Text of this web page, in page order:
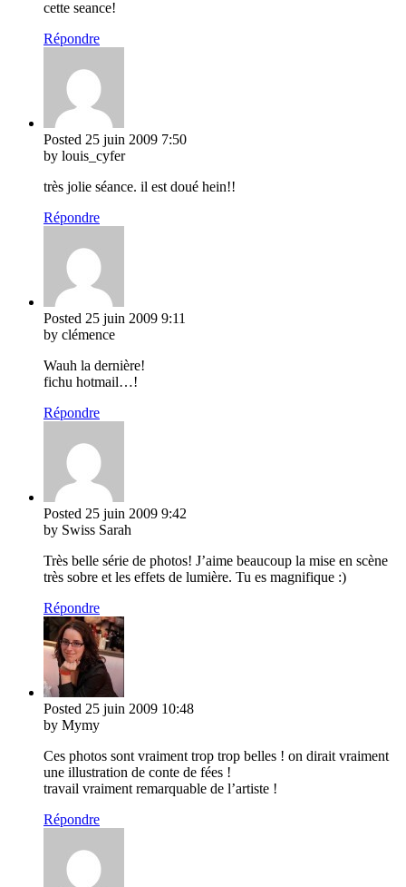
cette seance!
Répondre
Posted 25 juin 2009 7:50
by louis_cyfer
très jolie séance. il est doué hein!!
Répondre
Posted 25 juin 2009 9:11
by clémence
Wauh la dernière!
fichu hotmail…!
Répondre
Posted 25 juin 2009 9:42
by Swiss Sarah
Très belle série de photos! J’aime beaucoup la mise en scène
très sobre et les effets de lumière. Tu es magnifique :)
Répondre
Posted 25 juin 2009 10:48
by Mymy
Ces photos sont vraiment trop trop belles ! on dirait vraiment
une illustration de conte de fées !
travail vraiment remarquable de l’artiste !
Répondre